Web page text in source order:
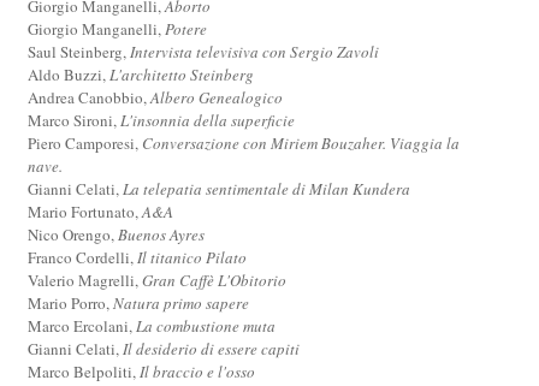
Giorgio Manganelli,Aborto
Giorgio Manganelli,Potere
Saul Steinberg,Intervista televisiva con Sergio Zavoli
Aldo Buzzi,L'architetto Steinberg
Andrea Canobbio,Albero Genealogico
Marco Sironi,L'insonnia della superficie
Piero Camporesi, Conversazione con Miriem Bouzaher. Viaggia la
nave.
Gianni Celati,La telepatia sentimentale di Milan Kundera
Mario Fortunato,A&A
Nico Orengo,Buenos Ayres
Franco Cordelli,Il titanico Pilato
Valerio Magrelli,Gran Caffè L'Obitorio
Mario Porro,Natura primo sapere
Marco Ercolani,La combustione muta
Gianni Celati,Il desiderio di essere capiti
Marco Belpoliti,Il braccio e l'osso